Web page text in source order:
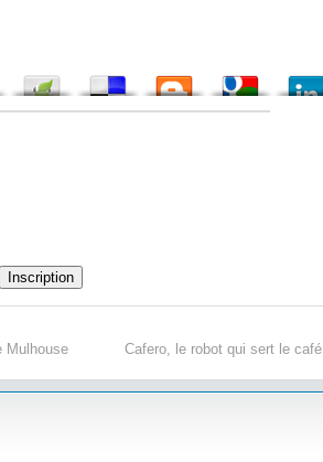
Mulhouse Cafero, le robot qui sert le café